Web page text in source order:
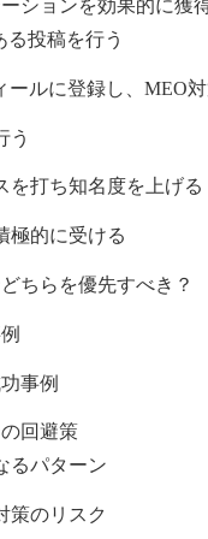
ションを効果的に獲
る投稿を行う
ールに登録し、MEO
う
を打ち知名度を上げる
極的に受ける
ちらを優先すべき？
事例
回避策
るパターン
策のリスク